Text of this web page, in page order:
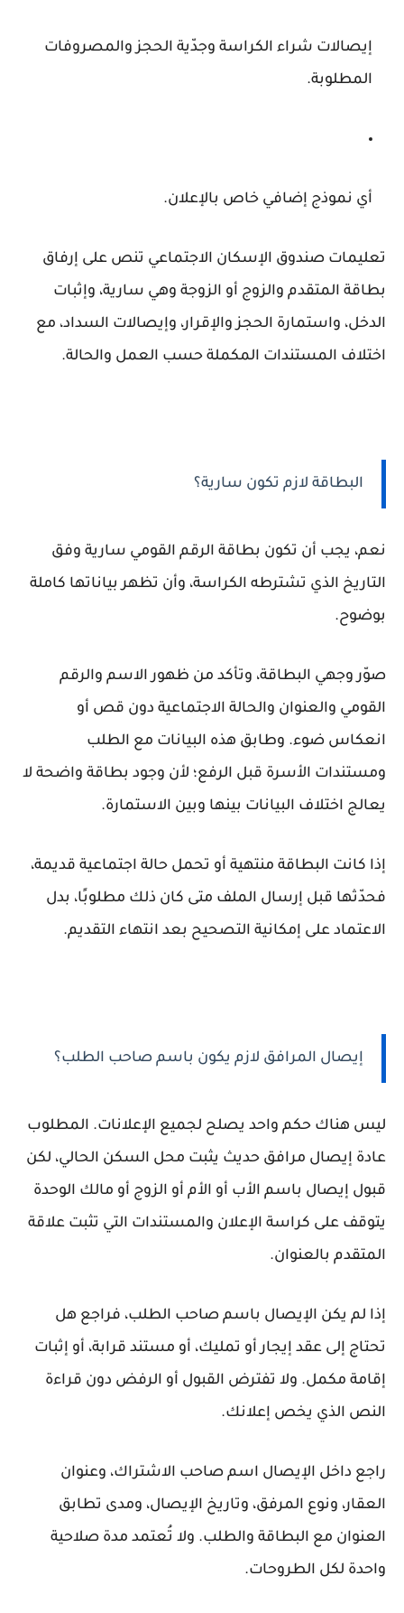
إيصالات شراء الكراسة وجدّية الحجز والمصروفات
المطلوبة.
أي نموذج إضافي خاص بالإعلان.
تعليمات صندوق الإسكان الاجتماعي تنص على إرفاق
بطاقة المتقدم والزوج أو الزوجة وهي سارية، وإثبات
الدخل، واستمارة الحجز والإقرار، وإيصالات السداد، مع
اختلاف المستندات المكملة حسب العمل والحالة.
البطاقة لازم تكون سارية؟
نعم، يجب أن تكون بطاقة الرقم القومي سارية وفق
التاريخ الذي تشترطه الكراسة، وأن تظهر بياناتها كاملة
بوضوح.
صوّر وجهي البطاقة، وتأكد من ظهور الاسم والرقم
القومي والعنوان والحالة الاجتماعية دون قص أو
انعكاس ضوء. وطابق هذه البيانات مع الطلب
ومستندات الأسرة قبل الرفع؛ لأن وجود بطاقة واضحة لا
يعالج اختلاف البيانات بينها وبين الاستمارة.
إذا كانت البطاقة منتهية أو تحمل حالة اجتماعية قديمة،
فحدّثها قبل إرسال الملف متى كان ذلك مطلوبًا، بدل
الاعتماد على إمكانية التصحيح بعد انتهاء التقديم.
إيصال المرافق لازم يكون باسم صاحب الطلب؟
ليس هناك حكم واحد يصلح لجميع الإعلانات. المطلوب
عادة إيصال مرافق حديث يثبت محل السكن الحالي، لكن
قبول إيصال باسم الأب أو الأم أو الزوج أو مالك الوحدة
يتوقف على كراسة الإعلان والمستندات التي تثبت علاقة
المتقدم بالعنوان.
إذا لم يكن الإيصال باسم صاحب الطلب، فراجع هل
تحتاج إلى عقد إيجار أو تمليك، أو مستند قرابة، أو إثبات
إقامة مكمل. ولا تفترض القبول أو الرفض دون قراءة
النص الذي يخص إعلانك.
راجع داخل الإيصال اسم صاحب الاشتراك، وعنوان
العقار، ونوع المرفق، وتاريخ الإيصال، ومدى تطابق
العنوان مع البطاقة والطلب. ولا تُعتمد مدة صلاحية
واحدة لكل الطروحات.